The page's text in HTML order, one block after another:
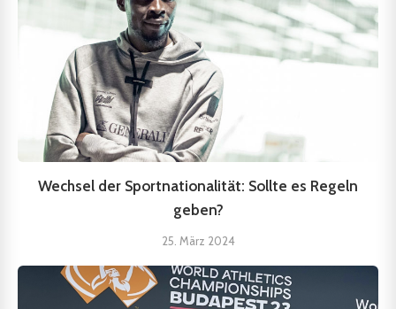
Wechsel der Sportnationalität: Sollte es Regeln
geben?
25. März 2024